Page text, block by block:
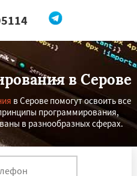
мне
в Серове
в Серове помогут освоить все
программирования,
в разнообразных сферах.